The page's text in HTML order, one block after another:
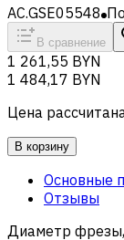
AC.GSE05548
В сравнение
1 261,55 BYN
1 484,17 BYN
Цена
В корзину
Основные
Отзывы
Диаметр